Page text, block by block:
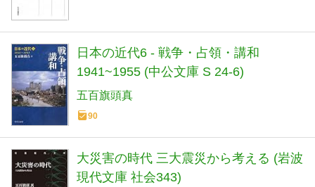
日本の近代6 - 戦争・占領・講和
1941~1955 (中公文庫 S 24-6)
五百旗頭真
90
大災害の時代 三大震災から考える (岩波
現代文庫 社会343)